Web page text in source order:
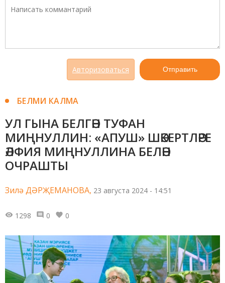
Авторизоваться Отправить
БЕЛМИ КАЛМА
УЛ ГЫНА БЕЛГӘН ТУФАН
МИҢНУЛЛИН: «АПУШ» ШӘКЕРТЛӘРЕ
ӘЛФИЯ МИҢНУЛЛИНА БЕЛӘН
ОЧРАШТЫ
Зилә ДӘРҖЕМАНОВА, 23 августа 2024 - 14:51
1298 0 0